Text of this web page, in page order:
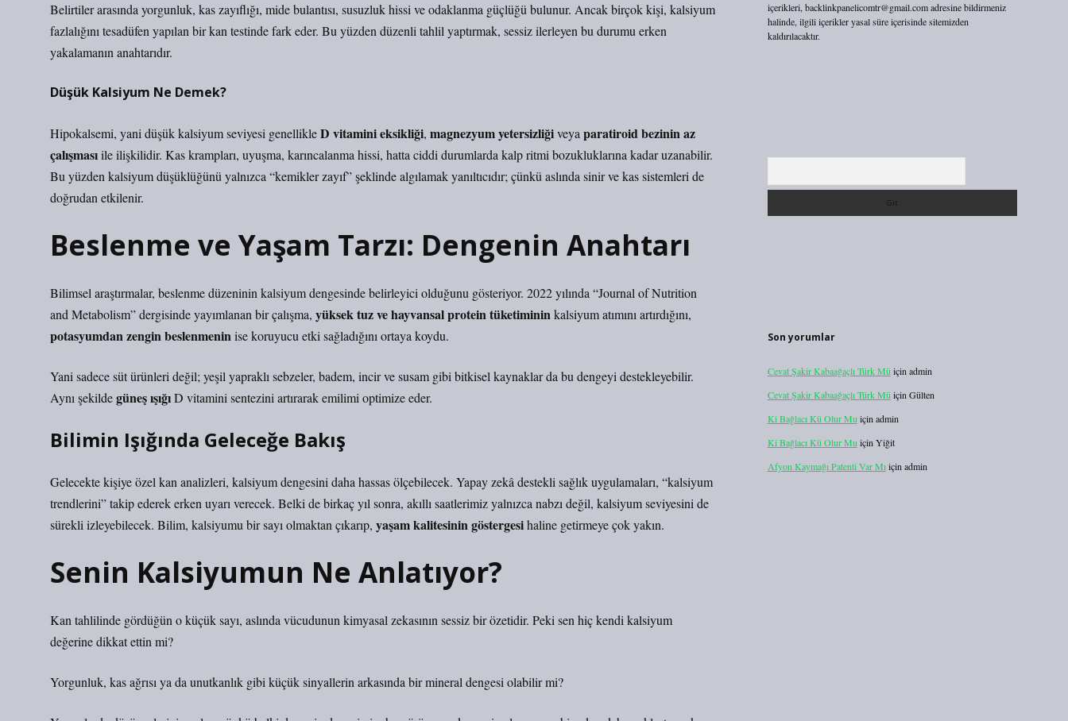
Belirtiler arasında yorgunluk, kas zayıflığı, mide bulantısı, susuzluk hissi ve odaklanma güçlüğü bulunur. Ancak birçok kişi, kalsiyum
fazlalığını tesadüfen yapılan bir kan testinde fark eder. Bu yüzden düzenli tahlil yaptırmak, sessiz ilerleyen bu durumu erken
yakalamanın anahtarıdır.
Düşük Kalsiyum Ne Demek?
Hipokalsemi, yani düşük kalsiyum seviyesi genellikleD vitamini eksikliği, magnezyum yetersizliğiveya paratiroid bezinin az
çalışmasıile ilişkilidir. Kas krampları, uyuşma, karıncalanma hissi, hatta ciddi durumlarda kalp ritmi bozukluklarına kadar uzanabilir.
Bu yüzden kalsiyum düşüklüğünü yalnızca “kemikler zayıf” şeklinde algılamak yanıltıcıdır; çünkü aslında sinir ve kas sistemleri de
doğrudan etkilenir.
Beslenme ve Yaşam Tarzı: Dengenin Anahtarı
Bilimsel araştırmalar, beslenme düzeninin kalsiyum dengesinde belirleyici olduğunu gösteriyor. 2022 yılında “Journal of Nutrition
and Metabolism” dergisinde yayımlanan bir çalışma, yüksek tuz ve hayvansal protein tüketimininkalsiyum atımını artırdığını,
potasyumdan zengin beslenmeninise koruyucu etki sağladığını ortaya koydu.
Yani sadece süt ürünleri değil; yeşil yapraklı sebzeler, badem, incir ve susam gibi bitkisel kaynaklar da bu dengeyi destekleyebilir.
Aynı şekildegüneş ışığıD vitamini sentezini artırarak emilimi optimize eder.
Bilimin Işığında Geleceğe Bakış
Gelecekte kişiye özel kan analizleri, kalsiyum dengesini daha hassas ölçebilecek. Yapay zekâ destekli sağlık uygulamaları, “kalsiyum
trendlerini” takip ederek erken uyarı verecek. Belki de birkaç yıl sonra, akıllı saatlerimiz yalnızca nabzı değil, kalsiyum seviyesini de
sürekli izleyebilecek. Bilim, kalsiyumu bir sayı olmaktan çıkarıp, yaşam kalitesinin göstergesihaline getirmeye çok yakın.
Senin Kalsiyumun Ne Anlatıyor?
Kan tahlilinde gördüğün o küçük sayı, aslında vücudunun kimyasal zekasının sessiz bir özetidir. Peki sen hiç kendi kalsiyum
değerine dikkat ettin mi?
Yorgunluk, kas ağrısı ya da unutkanlık gibi küçük sinyallerin arkasında bir mineral dengesi olabilir mi?
içerikleri, backlinkpanelicomtr@gmail.comadresine bildirmeniz
halinde, ilgili içerikler yasal süre içerisinde sitemizden
kaldırılacaktır.
Son yorumlar
Cevat Şakir Kabaağaçlı Türk Mü için admin
Cevat Şakir Kabaağaçlı Türk Mü için Gülten
Ki Bağlacı Kü Olur Mu için admin
Ki Bağlacı Kü Olur Mu için Yiğit
Afyon Kaymağı Patenti Var Mıiçin admin